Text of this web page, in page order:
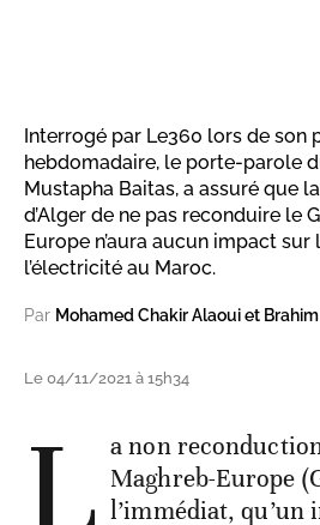
Interrogé par Le360 lors de son
hebdomadaire, le porte-parole
Mustapha Baitas, a assuré que
d’Alger de ne pas reconduire le
Europe n’aura aucun impact sur
l’électricité au Maroc.
Par Mohamed Chakir Alaoui et
Le 04/11/2021 à 15h34
L a non
Maghreb-Europe
l’immédiat, qu’un